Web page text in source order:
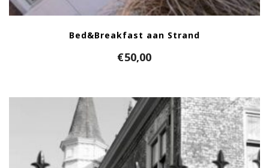
Bed&Breakfast aan Strand
€50,00